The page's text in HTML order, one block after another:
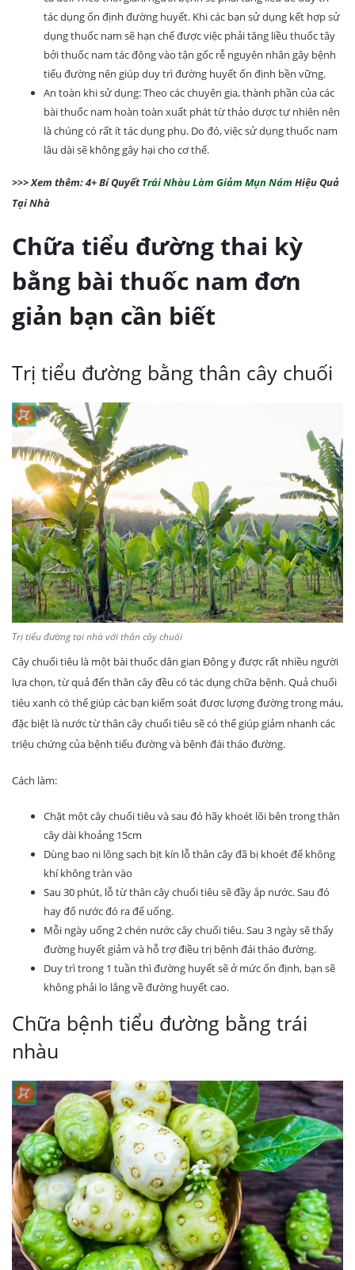
tác dụng ổn định đường huyết. Khi các bạn sử dụng kết hợp sử
dụng thuốc nam sẽ hạn chế được việc phải tăng liều thuốc tây
bởi thuốc nam tác động vào tận gốc rễ nguyên nhân gây bệnh
tiểu đường nên giúp duy trì đường huyết ổn định bền vững.
An toàn khi sử dụng: Theo các chuyên gia, thành phần của các
bài thuốc nam hoàn toàn xuất phát từ thảo dược tự nhiên nên
là chúng có rất ít tác dụng phụ. Do đó, việc sử dụng thuốc nam
lâu dài sẽ không gây hại cho cơ thể.
>>> Xem thêm: 4+ Bí QuyếtTrái Nhàu Làm Giảm Mụn Nám Hiệu Quả
Tại Nhà
Chữa tiểu đường thai kỳ
bằng bài thuốc nam đơn
giản bạn cần biết
Trị tiểu đường bằng thân cây chuối
Trị tiểu đường tại nhà với thân cây chuối
Cây chuối tiêu là một bài thuốc dân gian Đông y được rất nhiều người
lựa chọn, từ quả đến thân cây đều có tác dụng chữa bệnh. Quả chuối
tiêu xanh có thể giúp các bạn kiểm soát được lượng đường trong máu,
đặc biệt là nước từ thân cây chuối tiêu sẽ có thể giúp giảm nhanh các
triệu chứng của bệnh tiểu đường và bệnh đái tháo đường.
Cách làm:
Chặt một cây chuối tiêu và sau đó hãy khoét lõi bên trong thân
cây dài khoảng 15cm
Dùng bao ni lông sạch bịt kín lỗ thân cây đã bị khoét để không
khí không tràn vào
Sau 30 phút, lỗ từ thân cây chuối tiêu sẽ đầy ắp nước. Sau đó
hay đổ nước đó ra để uống.
Mỗi ngày uống 2 chén nước cây chuối tiêu. Sau 3 ngày sẽ thấy
đường huyết giảm và hỗ trợ điều trị bệnh đái tháo đường.
Duy trì trong 1 tuần thì đường huyết sẽ ở mức ổn định, bạn sẽ
không phải lo lắng về đường huyết cao.
Chữa bệnh tiểu đường bằng trái
nhàu